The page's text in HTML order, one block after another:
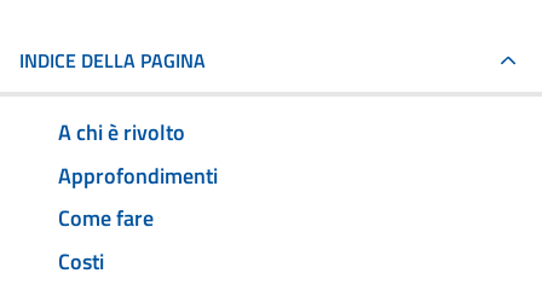
INDICE DELLA PAGINA
A chi è rivolto
Approfondimenti
Come fare
Costi